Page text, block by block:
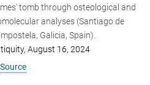
tomb through osteological and
analyses (Santiago de
Galicia, Spain).
August 16, 2024
Source